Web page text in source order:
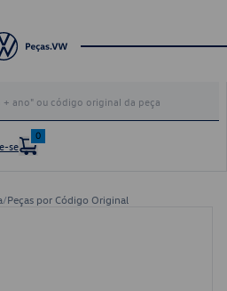
se
0
/Peças por Código Original